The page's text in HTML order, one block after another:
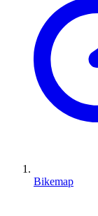
Bikemap